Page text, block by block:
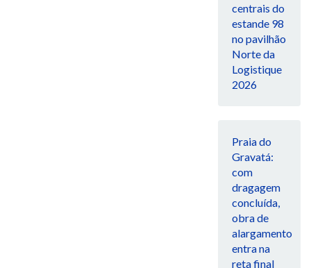
centrais do
estande 98
no pavilhão
Norte da
Logistique
2026
Praia do
Gravatá:
com
dragagem
concluída,
obra de
alargamento
entra na
reta final